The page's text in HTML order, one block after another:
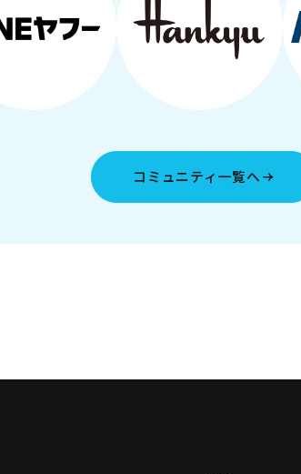
コミュニティ一覧へ